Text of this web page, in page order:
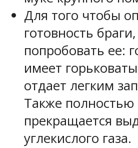
Для того чтобы
готовность
попробовать ее:
имеет
отдает легким
Также полностью
прекращается
углекислого газа.